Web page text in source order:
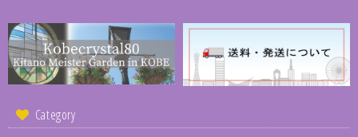
Category